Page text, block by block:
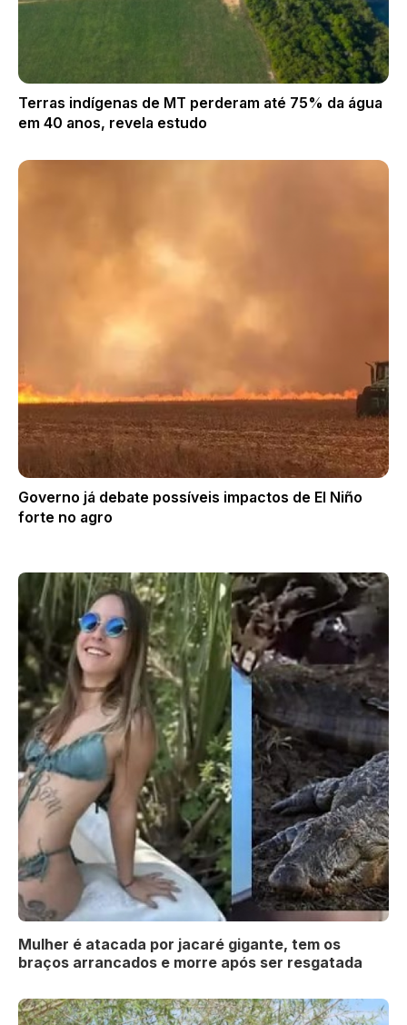
Terras indígenas de MT perderam até 75% da água
em 40 anos, revela estudo
Governo já debate possíveis impactos de El Niño
forte no agro
Mulher é atacada por jacaré gigante, tem os
braços arrancados e morre após ser resgatada